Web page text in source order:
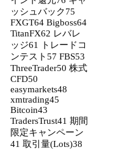
ッシュバック75
FXGT64 Bigboss64
TitanFX62 レバレ
ッジ61
トレードコ
ンテスト57 FBS53
ThreeTrader50 株式
CFD50
easymarkets48
xmtrading45
Bitcoin43
TradersTrust41 期間
限定キャンペーン
41 取引量(Lots)38